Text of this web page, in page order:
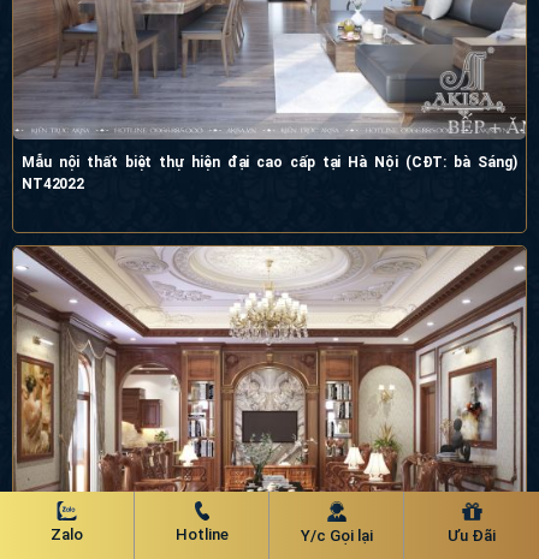
Mẫu nội thất biệt thự hiện đại cao cấp tại Hà Nội (CĐT: bà Sáng)
NT42022
Zalo Hotline Y/c Gọi lại Ưu Đãi